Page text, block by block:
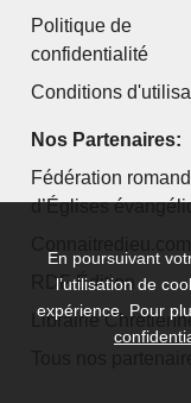
Politique de
confidentialité
Conditions
Nos Partenaires:
Fédération
d’Églises
RDF Édition
Librairie
En poursuivant
l’utilisation de
expérience. Pour